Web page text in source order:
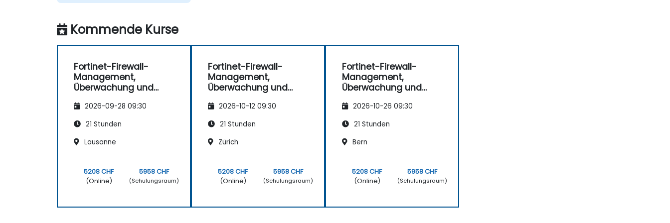
Kommende Kurse
Fortinet-Firewall-
Management,
Überwachung und
2026-09-28 09:30
21 Stunden
Lausanne
5208 CHF
(Online)
5958 CHF
(Schulungsraum)
Fortinet-Firewall-
Management,
Überwachung und
2026-10-12 09:30
21 Stunden
Zürich
5208 CHF
(Online)
5958 CHF
(Schulungsraum)
Fortinet-Firewall-
Management,
Überwachung und
2026-10-26 09:30
21 Stunden
Bern
5208 CHF
(Online)
5958 CHF
(Schulungsraum)